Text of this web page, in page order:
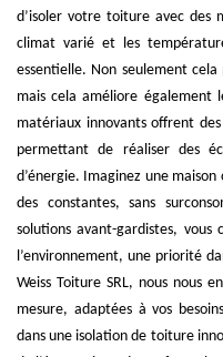
d’isoler votre toiture avec des
climat varié et les
essentielle. Non seulement
mais cela améliore également
matériaux innovants offrent
permettant de réaliser des
d’énergie. Imaginez une maison
des constantes, sans
solutions avant-gardistes,
l’environnement, une priorité
Weiss Toiture SRL, nous nous
mesure, adaptées à vos
dans une isolation de toiture